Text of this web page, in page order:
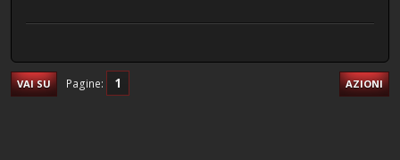
VAI SU Pagine 1 AZIONI